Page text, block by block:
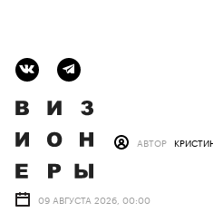
АВТОР
09 АВГУСТА 2026, 00:00